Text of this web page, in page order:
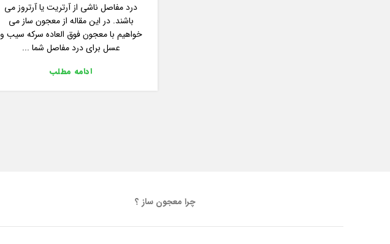
درد مفاصل ناشی از آرتریت یا آرتروز می
باشند. در این مقاله از معجون ساز می
خواهیم با معجون فوق العاده سرکه سیب و
عسل برای درد مفاصل شما ...
ادامه مطلب
چرا معجون ساز ؟